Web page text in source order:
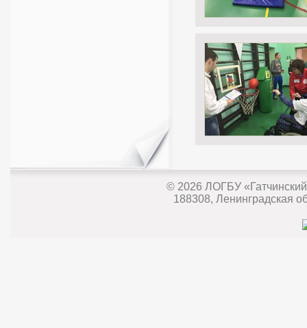
© 2026 ЛОГБУ
188308, Ленинградская